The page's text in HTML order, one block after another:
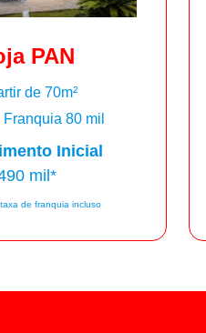
PAN
de 70m²
Franquia 80 mil
Inicial
mil*
de franquia incluso